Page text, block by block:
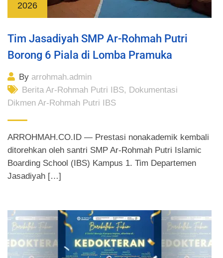
2026
Tim Jasadiyah SMP Ar-Rohmah Putri
Borong 6 Piala di Lomba Pramuka
By arrohmah.admin
Berita Ar-Rohmah Putri IBS, Dokumentasi
Dikmen Ar-Rohmah Putri IBS
ARROHMAH.CO.ID — Prestasi nonakademik kembali
ditorehkan oleh santri SMP Ar-Rohmah Putri Islamic
Boarding School (IBS) Kampus 1. Tim Departemen
Jasadiyah […]